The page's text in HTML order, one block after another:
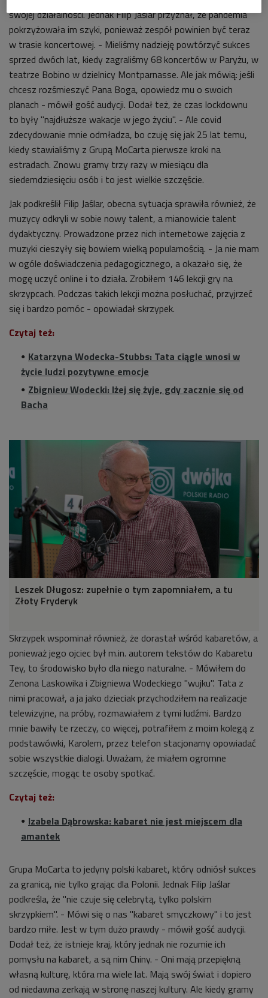
swojej działalności. Jednak Filip Jaślar przyznał, że pandemia
pokrzyżowała im szyki, ponieważ zespół powinien być teraz
w trasie koncertowej. - Mieliśmy nadzieję powtórzyć sukces
sprzed dwóch lat, kiedy zagraliśmy 68 koncertów w Paryżu, w
teatrze Bobino w dzielnicy Montparnasse. Ale jak mówią: jeśli
chcesz rozśmieszyć Pana Boga, opowiedz mu o swoich
planach - mówił gość audycji. Dodał też, że czas lockdownu
to były "najdłuższe wakacje w jego życiu". - Ale covid
zdecydowanie mnie odmładza, bo czuję się jak 25 lat temu,
kiedy stawialiśmy z Grupą MoCarta pierwsze kroki na
estradach. Znowu gramy trzy razy w miesiącu dla
siedemdziesięciu osób i to jest wielkie szczęście.
Jak podkreślił Filip Jaślar, obecna sytuacja sprawiła również, że
muzycy odkryli w sobie nowy talent, a mianowicie talent
dydaktyczny. Prowadzone przez nich internetowe zajęcia z
muzyki cieszyły się bowiem wielką popularnością. - Ja nie mam
w ogóle doświadczenia pedagogicznego, a okazało się, że
mogę uczyć online i to działa. Zrobiłem 146 lekcji gry na
skrzypcach. Podczas takich lekcji można posłuchać, przyjrzeć
się i bardzo pomóc - opowiadał skrzypek.
Czytaj też:
Katarzyna Wodecka-Stubbs: Tata ciągle wnosi w
życie ludzi pozytywne emocje
Zbigniew Wodecki: lżej się żyje, gdy zacznie się od
Bacha
Leszek Długosz: zupełnie o tym zapomniałem, a tu
Złoty Fryderyk
Skrzypek wspominał również, że dorastał wśród kabaretów, a
ponieważ jego ojciec był m.in. autorem tekstów do Kabaretu
Tey, to środowisko było dla niego naturalne. - Mówiłem do
Zenona Laskowika i Zbigniewa Wodeckiego "wujku". Tata z
nimi pracował, a ja jako dzieciak przychodziłem na realizacje
telewizyjne, na próby, rozmawiałem z tymi ludźmi. Bardzo
mnie bawiły te rzeczy, co więcej, potrafiłem z moim kolegą z
podstawówki, Karolem, przez telefon stacjonarny opowiadać
sobie wszystkie dialogi. Uważam, że miałem ogromne
szczęście, mogąc te osoby spotkać.
Czytaj też:
Izabela Dąbrowska: kabaret nie jest miejscem dla
amantek
Grupa MoCarta to jedyny polski kabaret, który odniósł sukces
za granicą, nie tylko grając dla Polonii. Jednak Filip Jaślar
podkreśla, że "nie czuje się celebrytą, tylko polskim
skrzypkiem". - Mówi się o nas "kabaret smyczkowy" i to jest
bardzo miłe. Jest w tym dużo prawdy - mówił gość audycji.
Dodał też, że istnieje kraj, który jednak nie rozumie ich
pomysłu na kabaret, a są nim Chiny. - Oni mają przepiękną
własną kulturę, która ma wiele lat. Mają swój świat i dopiero
od niedawna zerkają w stronę naszej kultury. Ale kiedy gramy